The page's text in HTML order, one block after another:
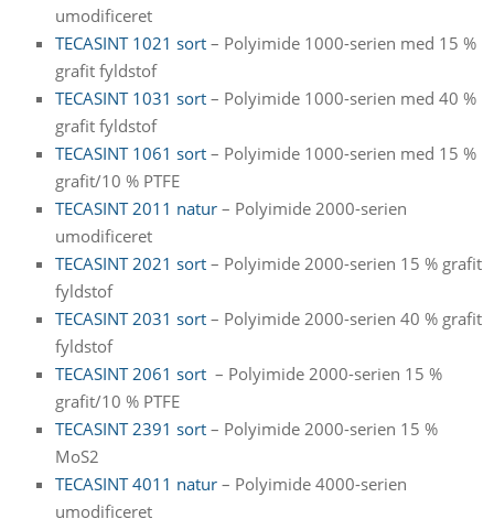
umodificeret
TECASINT 1021 sort – Polyimide 1000-serien med 15 %
grafit fyldstof
TECASINT 1031 sort – Polyimide 1000-serien med 40 %
grafit fyldstof
TECASINT 1061 sort – Polyimide 1000-serien med 15 %
grafit/10 % PTFE
TECASINT 2011 natur – Polyimide 2000-serien
umodificeret
TECASINT 2021 sort – Polyimide 2000-serien 15 % grafit
fyldstof
TECASINT 2031 sort – Polyimide 2000-serien 40 % grafit
fyldstof
TECASINT 2061 sort – Polyimide 2000-serien 15 %
grafit/10 % PTFE
TECASINT 2391 sort – Polyimide 2000-serien 15 %
MoS2
TECASINT 4011 natur – Polyimide 4000-serien
umodificeret